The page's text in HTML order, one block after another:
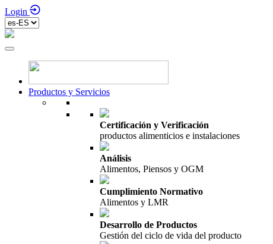
Login
Productos y Servicios
Certificación y Verificación
productos alimenticios e instalaciones
Análisis
Alimentos, Piensos y OGM
Cumplimiento Normativo
Alimentos y LMR
Desarrollo de Productos
Gestión del ciclo de vida del producto